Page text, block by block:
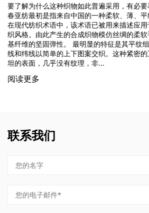
么这种织物如此普遍采用，有必要看看它的物
是指来自中国的一种柔软、薄、平纹的丝织物
术语中，该术语已被用来描述应用于聚酯纱线
此产生的合成织物模仿丝绸的柔软手感，同时
固弹性。 最明显的特征是其平纹组织结构。这
简单的上下图案交织。这种紧密的互锁形成了
几乎没有纹理，非...
联系我们